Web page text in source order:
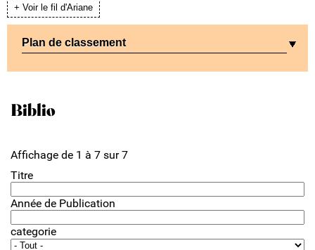
+ Voir le fil d'Ariane
Plan de classement
Biblio
Affichage de 1 à 7 sur 7
Titre
Année de Publication
categorie